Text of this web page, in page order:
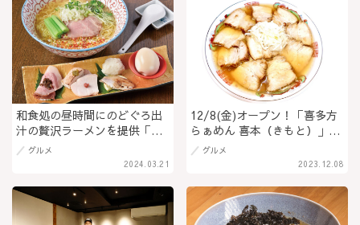
和食処の昼時間にのどぐろ出
汁の贅沢ラーメンを提供「麺
家 むら瀬（むらせ）」特製具
材は冷めないように別盛り＠
2024.03.21
グルメ
12/8(金)オープン！「喜多方
らぁめん 喜本（きもと）」の
メニュー写真を入手！松本エ
リアでは珍しい日本三大ラー
門店に期待が高まる！＠長野
県松本市
2023.12.08
グルメ